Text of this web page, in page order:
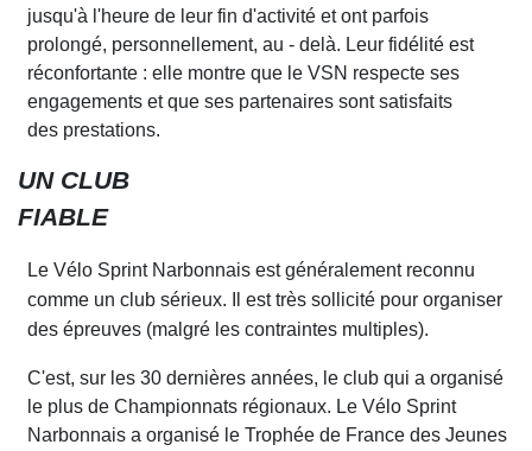
jusqu'à l'heure de leur fin d'activité et ont parfois
prolongé, personnellement, au - delà. Leur fidélité est
réconfortante : elle montre que le VSN respecte ses
engagements et que ses partenaires sont satisfaits
des prestations.
UN CLUB
FIABLE
Le Vélo Sprint Narbonnais est généralement reconnu
comme un club sérieux. Il est très sollicité pour organiser
des épreuves (malgré les contraintes multiples).
C'est, sur es30 dernières années, le club qui a organisé
le plus de Championnats régionaux. Le Vélo Sprint
Narbonnais a organisé le Trophée de France des Jeunes